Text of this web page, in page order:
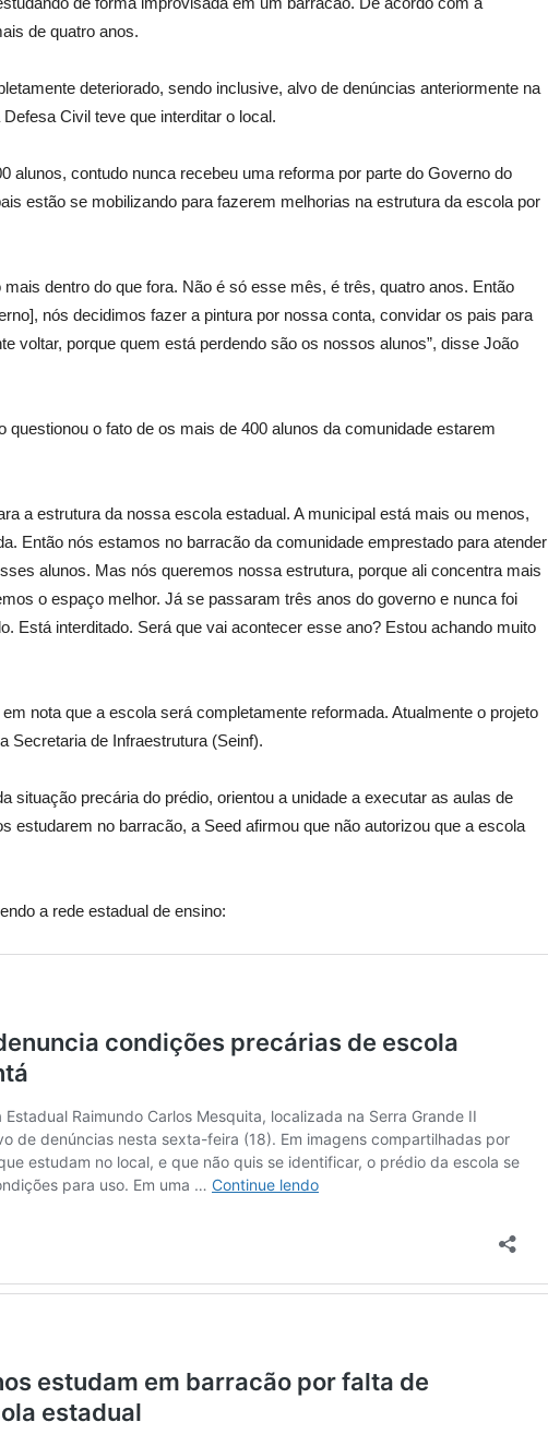
de quatro anos.
deteriorado, sendo inclusive, alvo de denúncias anteriormente na
Civil teve que interditar o local.
alunos, contudo nunca recebeu uma reforma por parte do Governo do
estão se mobilizando para fazerem melhorias na estrutura da escola por
dentro do que fora. Não é só esse mês, é três, quatro anos. Então
nós decidimos fazer a pintura por nossa conta, convidar os pais para
voltar, porque quem está perdendo são os nossos alunos”, disse João
questionou o fato de os mais de 400 alunos da comunidade estarem
a estrutura da nossa escola estadual. A municipal está mais ou menos,
Então nós estamos no barracão da comunidade emprestado para atender
alunos. Mas nós queremos nossa estrutura, porque ali concentra mais
o espaço melhor. Já se passaram três anos do governo e nunca foi
Está interditado. Será que vai acontecer esse ano? Estou achando muito
nota que a escola será completamente reformada. Atualmente o projeto
Secretaria de Infraestrutura (Seinf).
situação precária do prédio, orientou a unidade a executar as aulas de
estudarem no barracão, a Seed afirmou que não autorizou que a escola
a rede estadual de ensino: